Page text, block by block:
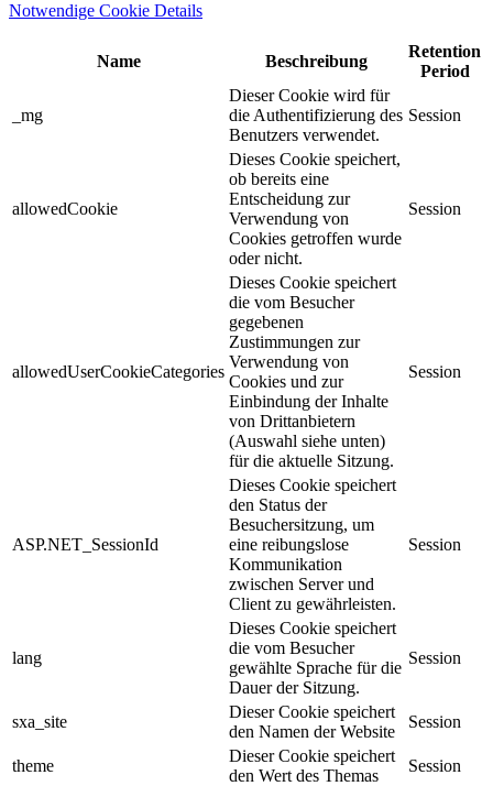
Notwendige Cookie Details
Name Beschreibung
Retention
Period
_mg
Dieser Cookie wird für
die Authentifizierung des
Benutzers verwendet.
Session
allowedCookie
Dieses Cookie speichert,
ob bereits eine
Entscheidung zur
Verwendung von
Cookies getroffen wurde
oder nicht.
Session
allowedUserCookieCategories
Dieses Cookie speichert
die vom Besucher
gegebenen
Zustimmungen zur
Verwendung von
Cookies und zur
Einbindung der Inhalte
von Drittanbietern
(Auswahl siehe unten)
für die aktuelle Sitzung.
Session
ASP.NET_SessionId
Dieses Cookie speichert
den Status der
Besuchersitzung, um
eine reibungslose
Kommunikation
zwischen Server und
Client zu gewährleisten.
Session
lang
Dieses Cookie speichert
die vom Besucher
gewählte Sprache für die
Dauer der Sitzung.
Session
sxa_site
Dieser Cookie speichert
den Namen der Website
Session
theme
Dieser Cookie speichert
den Wert des Themas
Session